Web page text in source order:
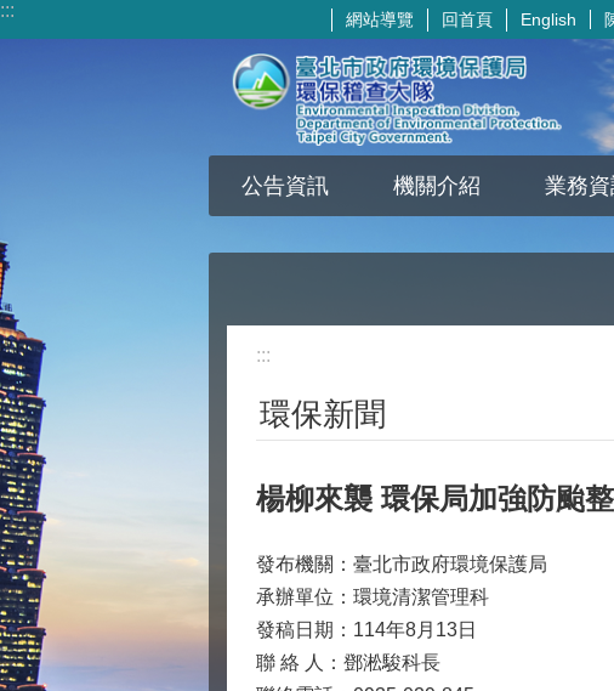
跳到主要內容區塊
::: 網站導覽 回首頁 English
公告資訊 機關介紹 業務
:::
環保新聞
楊柳來襲 環保局加強防颱
發布機關：臺北市政府環境保護局
承辦單位：環境清潔管理科
發稿日期：114年8月13日
聯 絡 人：鄧淞駿科長